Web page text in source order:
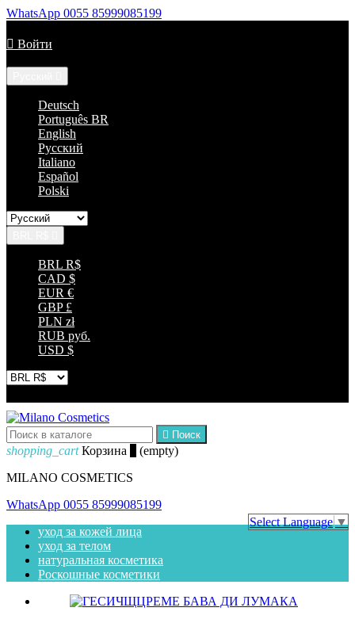
WhatsApp 0055 85999085199
 Войти
Deutsch
Português BR
English
Русский
Italiano
Español
Polski
BRL R$
CAD $
EUR €
GBP £
PLN zł
RUB руб.
USD $
 Поиск
shopping_cart Корзина
(empty)
MILANO COSMETICS
WhatsApp 0055 85999085199
Select Language▼
уход за кожей лица
уход за телом
натуральная косметика
Роскошные косметики